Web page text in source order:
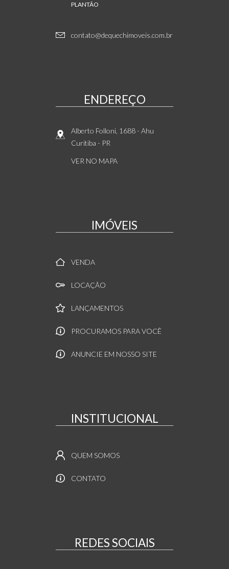
PLANTÃO
contato@dequechimoveis.com.br
ENDEREÇO
Alberto Folloni, 1688- Ahu
Curitiba - PR
VER NO MAPA
IMÓVEIS
VENDA
LOCAÇÃO
LANÇAMENTOS
PROCURAMOS PARA VOCÊ
ANUNCIE EM NOSSO SITE
INSTITUCIONAL
QUEM SOMOS
CONTATO
REDES SOCIAIS